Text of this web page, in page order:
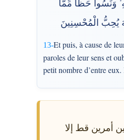
وَنَسُوا حَظًّا مِّمَّا
يُحِبُّ الْمُحْسِنِينَ
13-Et puis, à cause de
paroles de leur sens et
petit nombre d’entre
أمرين قط إلا